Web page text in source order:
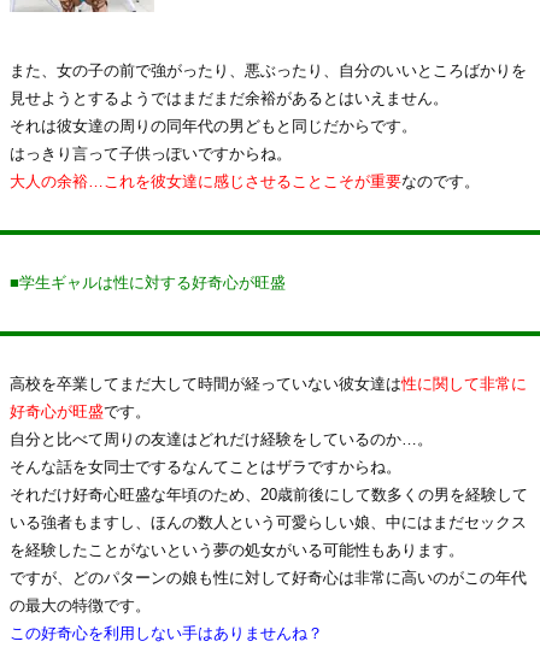
また、女の子の前で強がったり、悪ぶったり、自分のいいところばかりを
見せようとするようではまだまだ余裕があるとはいえません。
それは彼女達の周りの同年代の男どもと同じだからです。
はっきり言って子供っぽいですからね。
大人の余裕…これを彼女達に感じさせることこそが重要なのです。
■学生ギャルは性に対する好奇心が旺盛
高校を卒業してまだ大して時間が経っていない彼女達は性に関して非常に
好奇心が旺盛です。
自分と比べて周りの友達はどれだけ経験をしているのか…。
そんな話を女同士でするなんてことはザラですからね。
それだけ好奇心旺盛な年頃のため、20歳前後にして数多くの男を経験して
いる強者もますし、ほんの数人という可愛らしい娘、中にはまだセックス
を経験したことがないという夢の処女がいる可能性もあります。
ですが、どのパターンの娘も性に対して好奇心は非常に高いのがこの年代
の最大の特徴です。
この好奇心を利用しない手はありませんね？